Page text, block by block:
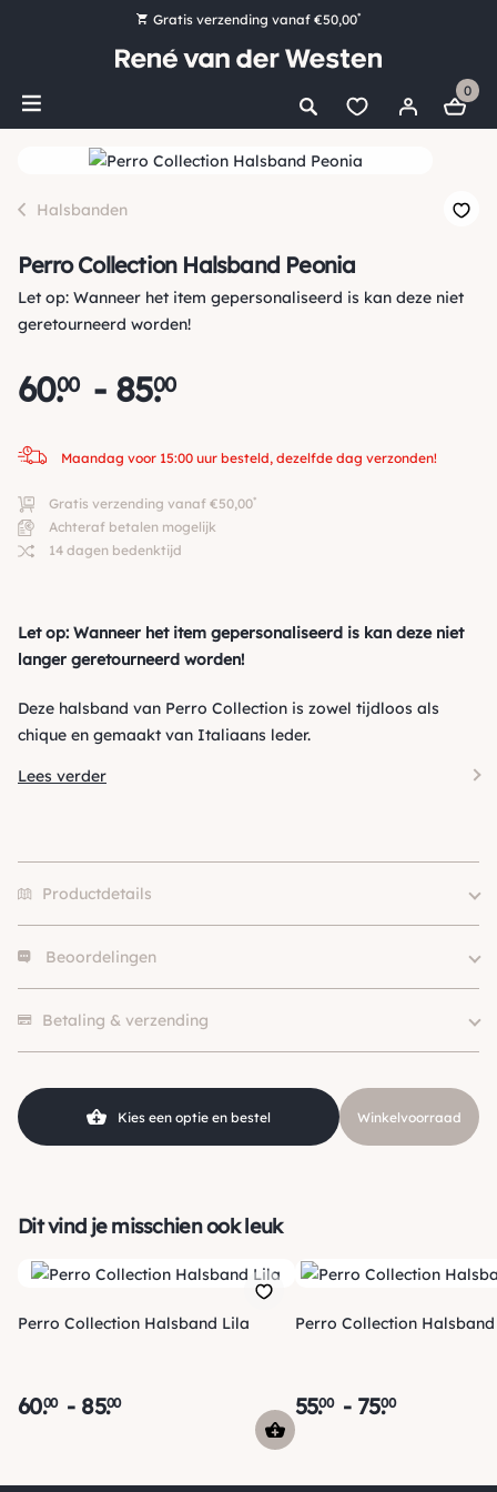
Gratis verzending vanaf €50,00*
Bestel nu, betaal later met Klarna
Ruim 16.000 artikelen op voorraad
0
Halsbanden
Perro Collection Halsband Peonia
Let op: Wanneer het item gepersonaliseerd is kan deze niet
geretourneerd worden!
60.
00 - 85.
00
Maandag voor 15:00 uur besteld, dezelfde dag verzonden!
Gratis verzending vanaf €50,00*
Achteraf betalen mogelijk
14 dagen bedenktijd
Let op: Wanneer het item gepersonaliseerd is kan deze niet
langer geretourneerd worden!
Deze halsband van Perro Collection is zowel tijdloos als
chique en gemaakt van Italiaans leder.
Lees verder
Productdetails
Size
25×1.5cm, 30×1.5cm, 35×1.5cm,
35×2.0cm, 40×2.0cm,
Beoordelingen
Betaling & verzending
Verzending
Kies een optie en bestel Winkelvoorraad
Dit vind je misschien ook leuk
Perro Collection Halsband Lila
60.00 - 85.00
Perro Collection
55.00 - 75.00